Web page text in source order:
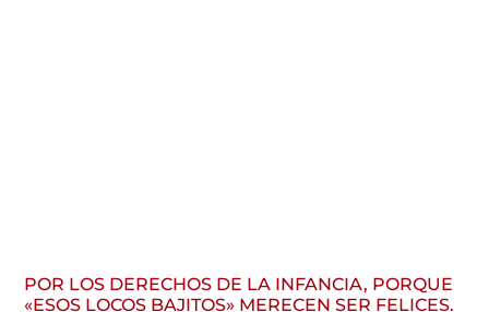
POR LOS DERECHOS DE LA INFANCIA, PORQUE
«ESOS LOCOS BAJITOS» MERECEN SER FELICES.